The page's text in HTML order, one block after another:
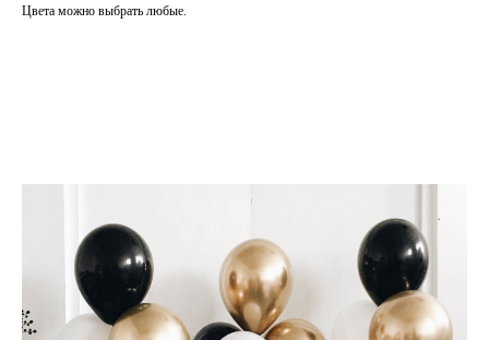
Цвета можно выбрать любые.